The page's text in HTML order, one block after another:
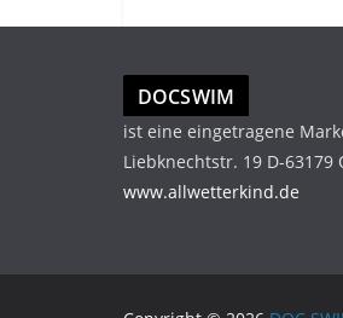
DOCSWIM
ist eine eingetragene
Liebknechtstr. 19 D-
www.allwetterkind.de